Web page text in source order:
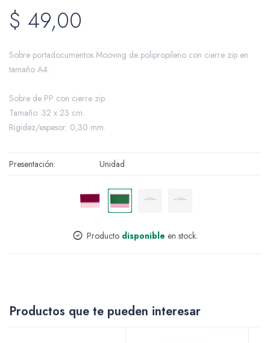
$ 49,00
Sobre portadocumentos Mooving de polipropileno con cierre zip en
tamaño A4.
Sobre de PP con cierre zip.
Tamaño: 32 x 23 cm.
Rigidez/espesor: 0,30 mm.
Presentación Unidad
Producto disponible en stock.
Productos que te pueden interesar
Perfumería